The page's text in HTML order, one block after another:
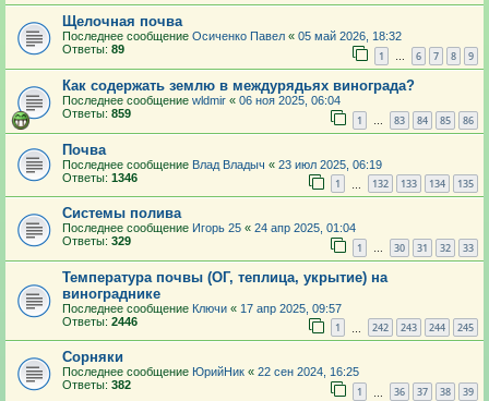
Щелочная почва
Последнее сообщение Осиченко Павел « 05 май 2026, 18:32
Ответы: 89 1 … 6 7 8 9
Как содержать землю в междурядьях винограда?
Последнее сообщение wldmir « 06 ноя 2025, 06:04
Ответы: 859 1 … 83 84 85 86
Почва
Последнее сообщение Влад Владыч « 23 июл 2025, 06:19
Ответы: 1346 1 132 133 134 135
Системы полива
Последнее сообщение Игорь 25 « 24 апр 2025, 01:04
Ответы: 329 1 … 30 31 32 33
Температура почвы (ОГ, теплица, укрытие) на
винограднике
Последнее сообщение Ключи « 17 апр 2025, 09:57
Ответы: 2446 1 242 243 244 245
Сорняки
Последнее сообщение ЮрийНик « 22 сен 2024, 16:25
Ответы: 382 1 36 37 38 39